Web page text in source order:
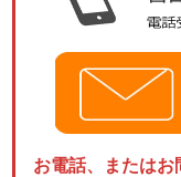
お電話、または